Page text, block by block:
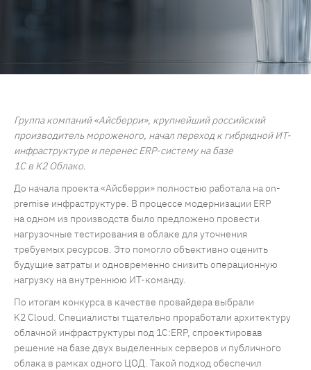
Группа компаний «Айсберри», крупнейший российский
производитель мороженого, начал переход к гибридной ИТ-
инфраструктуре и перенес ERP-систему на базе
1С в K2 Облако.
До начала проекта «Айсберри» полностью работала на on-
premise инфраструктуре. В процессе модернизации ERP
на одном из производств было предложено провести
нагрузочные тестирования в облаке для уточнения
требуемых ресурсов. Это помогло объективно оценить
будущие затраты и одновременно снизить операционную
нагрузку на внутреннюю ИТ-команду.
По итогам конкурса в качестве провайдера выбрали
K2 Cloud. Специалисты тщательно проработали архитектуру
облачной инфраструктуры под 1С:ERP, спроектировав
решение на базе двух выделенных серверов и публичного
облака в рамках одного ЦОД. Такой подход обеспечил